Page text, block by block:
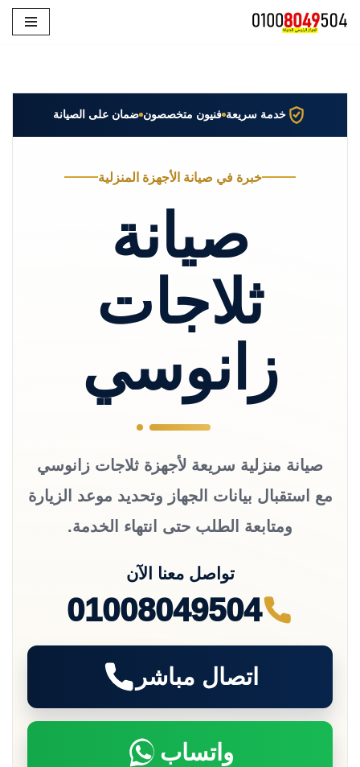
خدمة سريعة فنيون متخصصون ضمان على الصيانة
خبرة في صيانة الأجهزة المنزلية
صيانة
ثلاجات
زانوسي
صيانة منزلية سريعة لأجهزة ثلاجات زانوسي
مع استقبال بيانات الجهاز وتحديد موعد الزيارة
ومتابعة الطلب حتى انتهاء الخدمة.
تواصل معنا الآن
01008049504
اتصال مباشر
واتساب